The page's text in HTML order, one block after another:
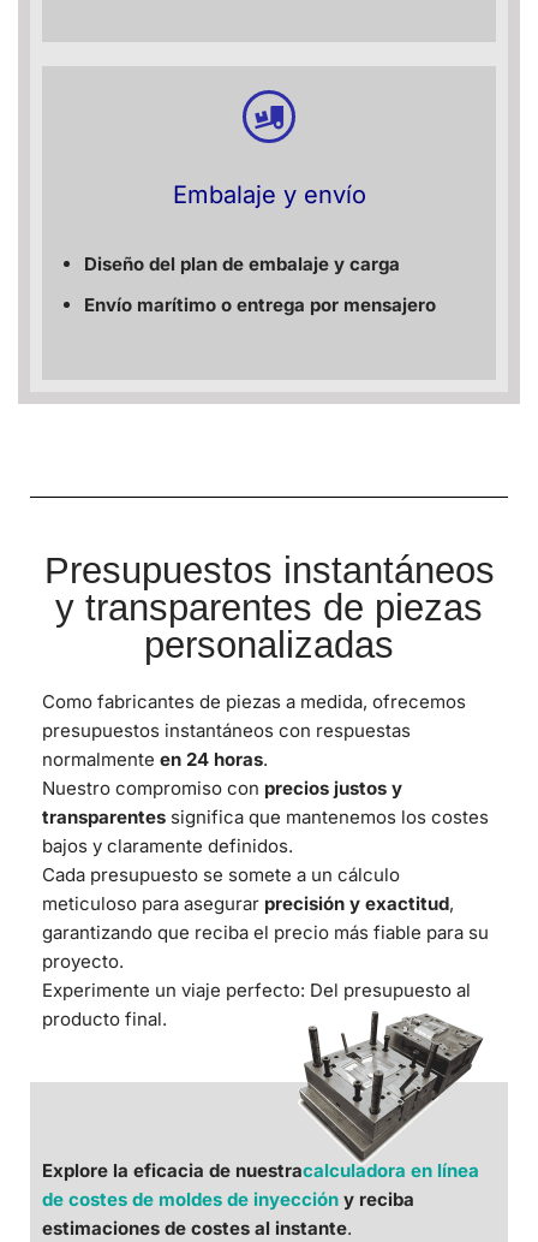
Embalaje y envío
Diseño del plan de embalaje y carga
Envío marítimo o entrega por mensajero
Presupuestos instantáneos
y transparentes de piezas
personalizadas
Como fabricantes de piezas a medida, ofrecemos
presupuestos instantáneos con respuestas
normalmente en 24 horas.
Nuestro compromiso con precios justos y
transparentes significa que mantenemos los costes
bajos y claramente definidos.
Cada presupuesto se somete a un cálculo
meticuloso para asegurar precisión y exactitud,
garantizando que reciba el precio más fiable para su
proyecto.
Experimente un viaje perfecto: Del presupuesto al
producto final.
Explore la eficacia de nuestracalculadora en línea
de costes de moldes de inyección y reciba
estimaciones de costes al instante.